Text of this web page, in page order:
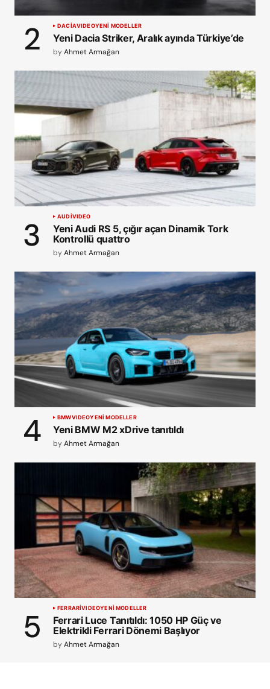
DACIAVIDEOYENİ MODELLER
Yeni Dacia Striker, Aralık ayında Türkiye’de
byAhmet Armağan
AUDIVIDEO
Yeni Audi RS 5, çığır açan Dinamik Tork
Kontrollü quattro
byAhmet Armağan
BMWVIDEOYENİ MODELLER
Yeni BMW M2 xDrive tanıtıldı
byAhmet Armağan
FERRARIVIDEOYENİ MODELLER
Ferrari Luce Tanıtıldı: 1050 HP Güç ve
Elektrikli Ferrari Dönemi Başlıyor
byAhmet Armağan